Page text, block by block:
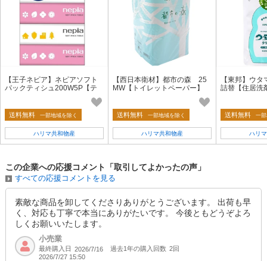
【王子ネピア】ネピアソフト
パックティシュ200W5P【テ
送料無料 一部地域を除く
ハリマ共和物産
【西日本衛材】都市の森 25
MW【トイレットペーパー】
送料無料 一部地域を除く
ハリマ共和物産
【東邦】ウ
詰替【住居洗
送料無料 一
ハリ
この企業への応援コメント「取引してよかったの声」
すべての応援コメントを見る
素敵な商品を卸してくださりありがとうございます。 出荷も早
く、対応も丁寧で本当にありがたいです。 今後ともどうぞよろ
しくお願いいたします。
小売業
最終購入日 2026/7/16 過去1年の購入回数 2回
2026/7/27 15:50